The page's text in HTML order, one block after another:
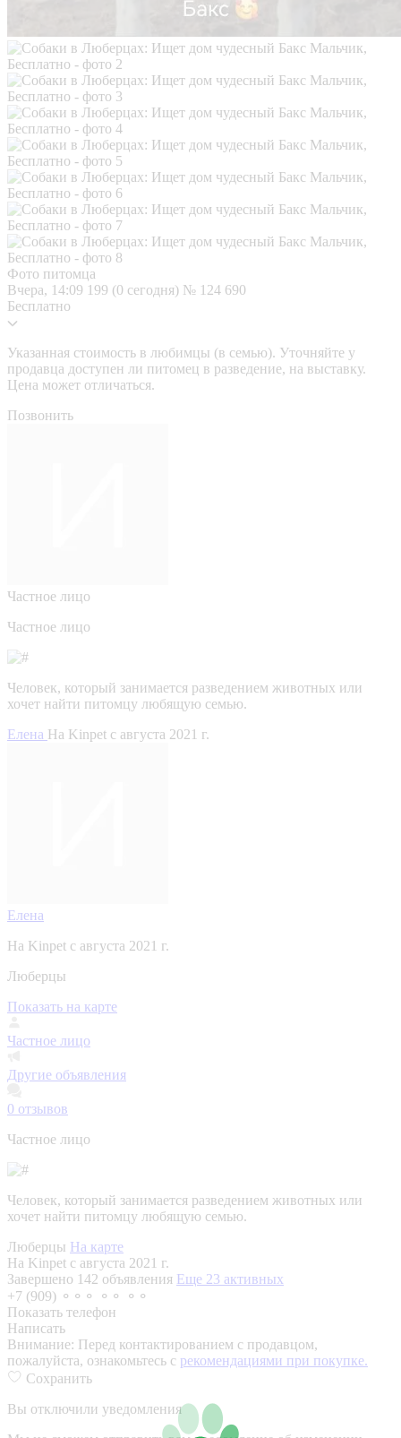
Фото питомца
Вчера, 14:09 199 (0 сегодня) № 124 690
Бесплатно
Указанная стоимость в любимцы (в семью). Уточняйте у
продавца доступен ли питомец в разведение, на выставку.
Цена может отличаться.
Позвонить
Частное лицо
Частное лицо
Человек, который занимается разведением животных или
хочет найти питомцу любящую семью.
Елена На Kinpet c августа 2021 г.
Елена
На Kinpet c августа 2021 г.
Люберцы
Показать на карте
Частное лицо
Другие объявления
0 отзывов
Частное лицо
Человек, который занимается разведением животных или
хочет найти питомцу любящую семью.
Люберцы На карте
На Kinpet c августа 2021 г.
Завершено 142 объявления Еще 23 активных
+7 (909) ⚬⚬⚬ ⚬⚬ ⚬⚬
Показать телефон
Написать
Внимание: Перед контактированием с продавцом,
пожалуйста, ознакомьтесь с рекомендациями при покупке.
Сохранить
Вы отключили уведомления